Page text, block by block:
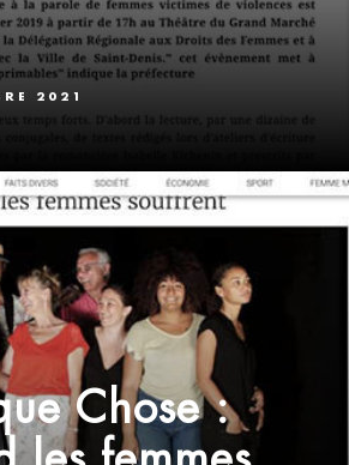
2021
Chose :